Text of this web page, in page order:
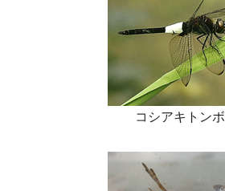
コシアキトンボ